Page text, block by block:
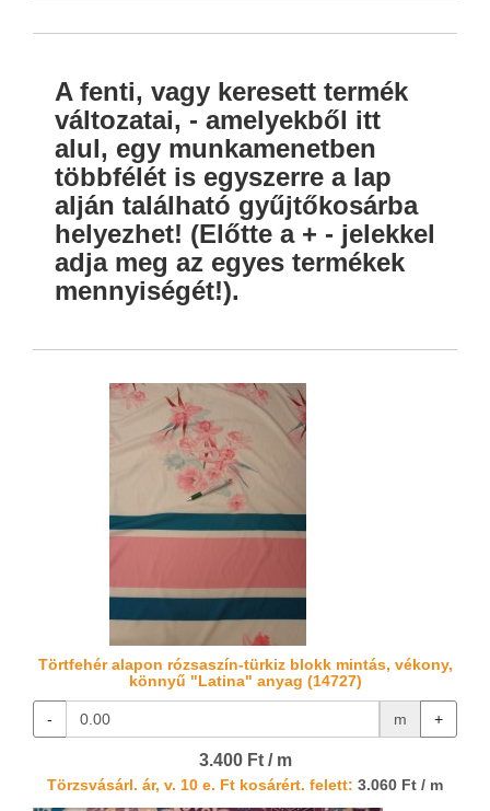
A fenti, vagy keresett termék
változatai, - amelyekből itt
alul, egy munkamenetben
többfélét is egyszerre a lap
alján található gyűjtőkosárba
helyezhet! (Előtte a + - jelekkel
adja meg az egyes termékek
mennyiségét!).
Törtfehér alapon rózsaszín-türkiz blokk mintás, vékony,
könnyű "Latina" anyag (14727)
- m +
3.400 Ft / m
Törzsvásárl. ár, v. 10 e. Ft kosárért. felett: 3.060 Ft / m